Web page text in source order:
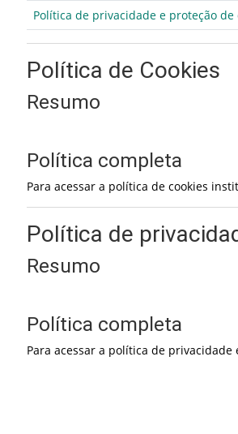
Política de privacidade e proteção de
Política de Cookies
Resumo
Política completa
Para acessar a política de cookies
Política de
Resumo
Política completa
Para acessar a política de